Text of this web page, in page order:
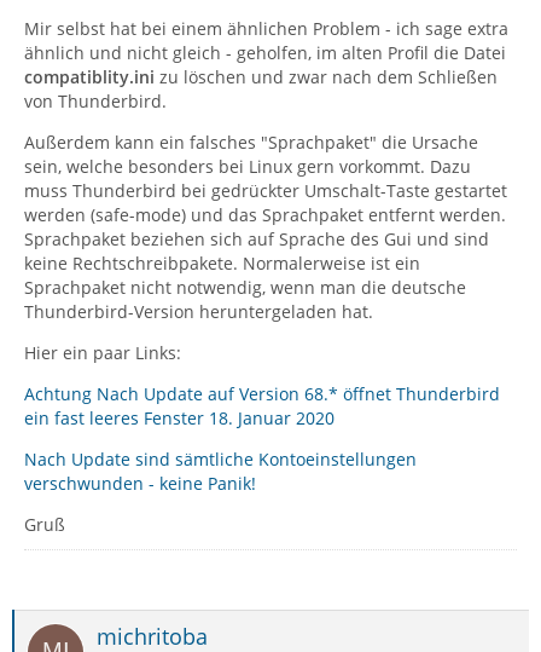
Mir selbst hat bei einem ähnlichen Problem - ich sage extra
ähnlich und nicht gleich - geholfen, im alten Profil die Datei
compatiblity.ini zu löschen und zwar nach dem Schließen
von Thunderbird.
Außerdem kann ein falsches "Sprachpaket" die Ursache
sein, welche besonders bei Linux gern vorkommt. Dazu
muss Thunderbird bei gedrückter Umschalt-Taste gestartet
werden (safe-mode) und das Sprachpaket entfernt werden.
Sprachpaket beziehen sich auf Sprache des Gui und sind
keine Rechtschreibpakete. Normalerweise ist ein
Sprachpaket nicht notwendig, wenn man die deutsche
Thunderbird-Version heruntergeladen hat.
Hier ein paar Links:
Achtung Nach Update auf Version 68.* öffnet Thunderbird
ein fast leeres Fenster 18. Januar 2020
Nach Update sind sämtliche Kontoeinstellungen
verschwunden - keine Panik!
Gruß
michritoba